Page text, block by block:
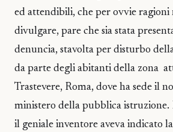
ed attendibili, che per ovvie ragioni
divulgare, pare che sia stata
denuncia, stavolta per disturbo
da parte degli abitanti della zona
Trastevere, Roma, dove ha sede il
ministero della pubblica istruzione.
il geniale inventore aveva indicato